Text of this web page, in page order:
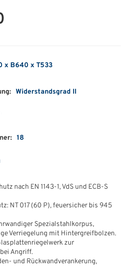
x B640 x T533
Widerstandsgrad II
18
nach EN 1143-1, VdS und ECB-S
NT 017 (60 P), feuersicher bis 945
Spezialstahlkorpus,
Verriegelung mit Hintergreifbolzen.
zur
Angriff.
und Rückwandverankerung,